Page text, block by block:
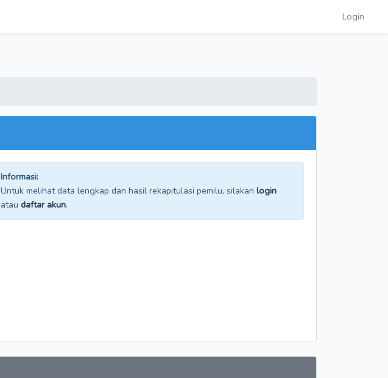
Login
Informasi:
Untuk melihat data lengkap dan hasil rekapitulasi pemilu, silakan login
atau daftar akun.